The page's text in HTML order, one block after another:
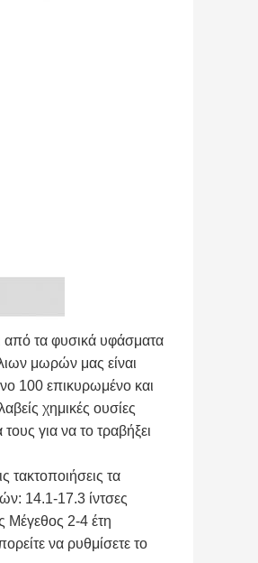
από τα φυσικά υφάσματα
μωρών μας είναι
100 επικυρωμένο και
χημικές ουσίες
για να το τραβήξει
τακτοποιήσεις τα
14.1-17.3 ίντσες
Μέγεθος 2-4 έτη
να ρυθμίσετε το